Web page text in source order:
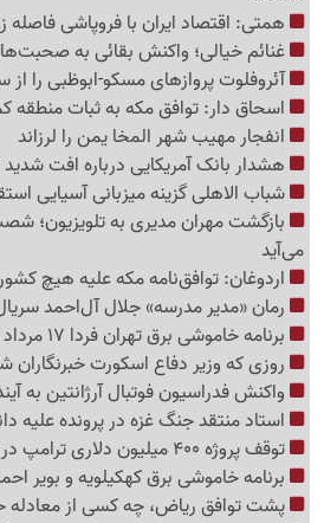
همتی: اقتصاد ایران با فروپاشی فاصله
غنائم خیالی؛ واکنش بقائی به
آئروفلوت پروازهای مسکو-ابوظبی را از
اسحاق دار: توافق مکه به ثبات
انفجار مهیب شهر المخا یمن را لرزاند
هشدار بانک آمریکایی درباره افت شدید
شباب الاهلی گزینه میزبانی آسیایی
بازگشت مهران مدیری به تلویزیون؛
می‌آید
اردوغان: توافق‌نامه مکه علیه هیچ
رمان «مدیر مدرسه» جلال آل‌احمد
برنامه خاموشی برق تهران فردا 17 مرداد اعلام شد+ جزییات
روزی که وزیر دفاع اسکورت خبرنگاران
واکنش فدراسیون فوتبال آرژانتین به
استاد منتقد جنگ غزه در پرونده علیه
توقف پروژه 400 میلیون دلاری ترامپ در کاخ سفید با حکم دادگاه
برنامه خاموشی برق کهکیلویه و بویر احمد شنبه 17
پشت توافق ریاض، چه کسی از